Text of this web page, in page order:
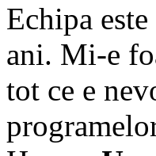
Echipa
ani. Mi-e
tot ce e